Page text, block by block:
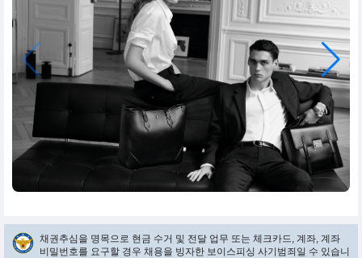
채권추심을 명목으로 현금 수거 및 전달 업무 또는 체크카드, 계좌, 계좌
비밀번호를 요구할 경우 채용을 빙자한 보이스피싱 사기범죄일 수 있습니